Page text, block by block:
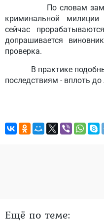
По словам
криминальной
сейчас
допрашивается
проверка.
В практике подобные
последствиям - вплоть
Ещё по теме: